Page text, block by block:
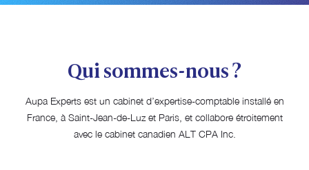
Qui sommes-nous ?
Aupa Experts est un cabinet d’expertise-comptable installé en
France, à Saint-Jean-de-Luz et Paris, et collabore étroitement
avec le cabinet canadien ALT CPA Inc.